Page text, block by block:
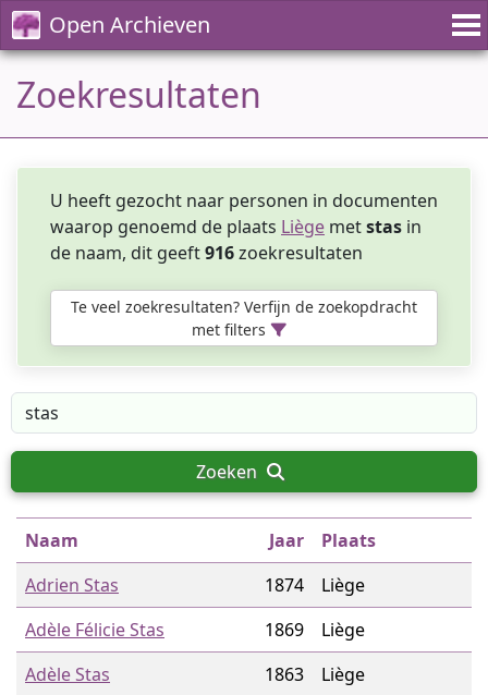
Open Archieven
Zoekresultaten
U heeft gezocht naar personen in documenten
waarop genoemd de plaats Liège metstas in
de naam, dit geeft916zoekresultaten
Te veel zoekresultaten? Verfijn de zoekopdracht
met filters
Zoeken
Naam Jaar
Plaats
Adrien Stas
1874
Liège
Adèle Félicie Stas
1869
Liège
Adèle Stas
1863
Liège